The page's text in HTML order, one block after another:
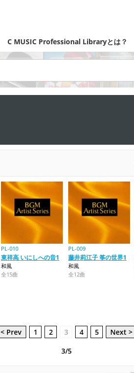
C MUSIC Professional Libraryとは？
PL-010
東祥高 いにしへの音1
和風
全15曲
PL-009
藤井莉江子 筝の世界1
和風
全12曲
< Prev 1 2 3 4 5 Next >
3/5